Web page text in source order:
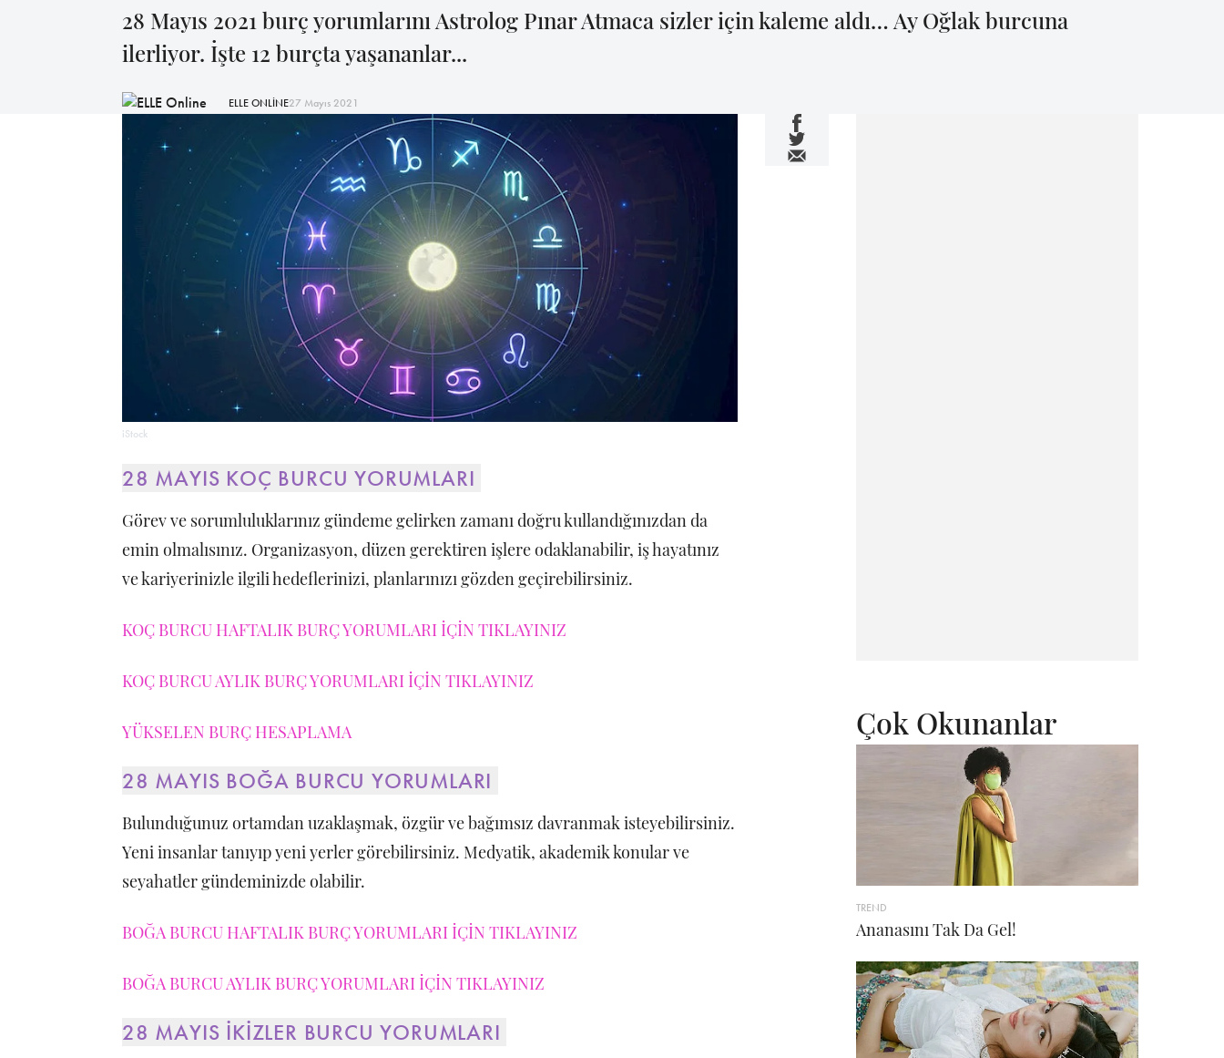
28 Mayıs 2021 burç yorumlarını Astrolog Pınar Atmaca sizler için kaleme aldı… Ay Oğlak burcuna
ilerliyor. İşte 12 burçta yaşananlar...
ELLE ONLİNE27 Mayıs 2021
iStock
28 MAYIS KOÇ BURCU YORUMLARI
Görev ve sorumluluklarınız gündeme gelirken zamanı doğru kullandığınızdan da
emin olmalısınız. Organizasyon, düzen gerektiren işlere odaklanabilir, iş hayatınız
ve kariyerinizle ilgili hedeflerinizi, planlarınızı gözden geçirebilirsiniz.
KOÇ BURCU HAFTALIK BURÇ YORUMLARI İÇİN TIKLAYINIZ
KOÇ BURCU AYLIK BURÇ YORUMLARI İÇİN TIKLAYINIZ
YÜKSELEN BURÇ HESAPLAMA
28 MAYIS BOĞA BURCU YORUMLARI
Bulunduğunuz ortamdan uzaklaşmak, özgür ve bağımsız davranmak isteyebilirsiniz.
Yeni insanlar tanıyıp yeni yerler görebilirsiniz. Medyatik, akademik konular ve
seyahatler gündeminizde olabilir.
BOĞA BURCU HAFTALIK BURÇ YORUMLARI İÇİN TIKLAYINIZ
BOĞA BURCU AYLIK BURÇ YORUMLARI İÇİN TIKLAYINIZ
28 MAYIS İKİZLER BURCU YORUMLARI
Çok Okunanlar
TREND
Ananasını Tak Da Gel!